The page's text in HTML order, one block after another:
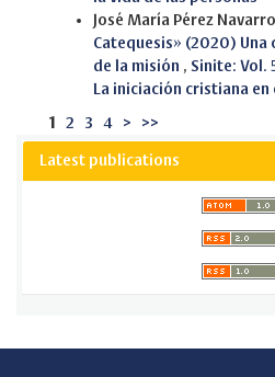
José María Pérez
Catequesis» (2020) Una
de la misión , Sinite: Vol.
La iniciación cristiana
1 2 3 4 > >>
Latest publications